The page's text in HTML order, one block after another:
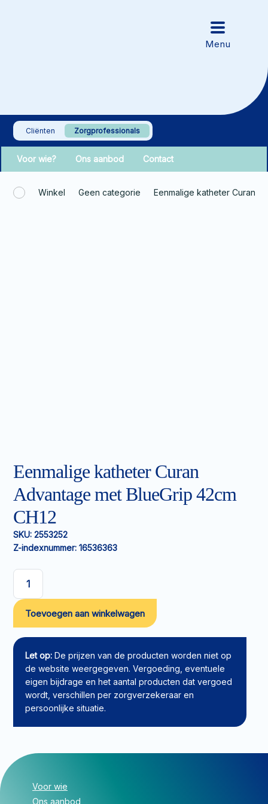
Cliënten Zorgprofessionals
Voor wie? Ons aanbod Contact
Winkel Geen categorie Eenmalige katheter Curan
Eenmalige katheter Curan
Advantage met BlueGrip 42cm
CH12
SKU: 2553252
Z-indexnummer: 16536363
Eenmalige
katheter
Curan
Advantage
met
BlueGrip
42cm
CH12
aantal
Toevoegen aan winkelwagen
Let op: De prijzen van de producten worden niet op
de website weergegeven. Vergoeding, eventuele
eigen bijdrage en het aantal producten dat vergoed
wordt, verschillen per zorgverzekeraar en
persoonlijke situatie.
Voor wie
Ons aanbod